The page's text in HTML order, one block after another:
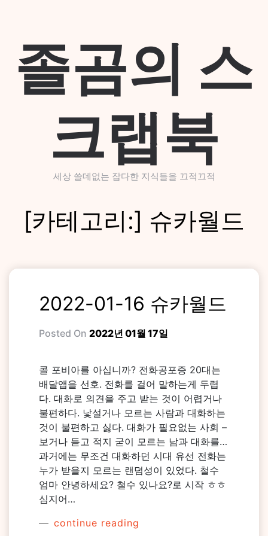
졸곰의 스
크랩북
세상 쓸데없는 잡다한 지식들을 끄적끄적
[카테고리:] 슈카월드
2022-01-16 슈카월드
Posted On 2022년 01월 17일
콜 포비아를 아십니까? 전화공포증 20대는
배달앱을 선호. 전화를 걸어 말하는게 두렵
다. 대화로 의견을 주고 받는 것이 어렵거나
불편하다. 낯설거나 모르는 사람과 대화하는
것이 불편하고 싫다. 대화가 필요없는 사회 –
보거나 듣고 적지 굳이 모르는 남과 대화를…
과거에는 무조건 대화하던 시대 유선 전화는
누가 받을지 모르는 랜덤성이 있었다. 철수
엄마 안녕하세요? 철수 있나요?로 시작 ㅎㅎ
심지어…
continue reading